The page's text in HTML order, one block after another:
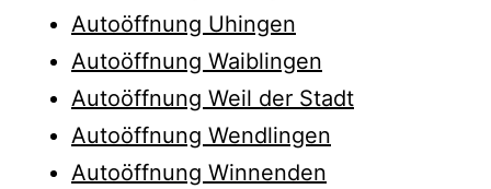
Autoöffnung Uhingen
Autoöffnung Waiblingen
Autoöffnung Weil der Stadt
Autoöffnung Wendlingen
Autoöffnung Winnenden